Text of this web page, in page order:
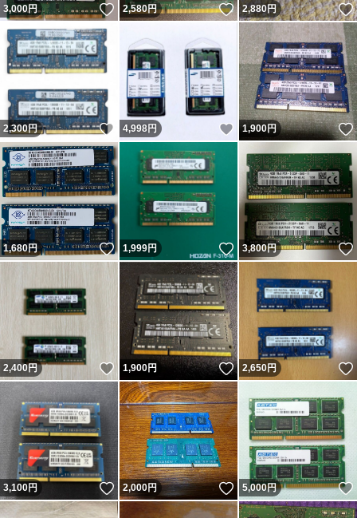
3,000円 いいね！
2,580円 いいね！
2,880円
2,300円 いいね！
4,998円 いいね！
1,900円
1,680円 いいね！
1,999円 いいね！
3,800円
2,400円 いいね！
1,900円 いいね！
2,650円
3,100円 いいね！
2,000円 いいね！
5,000円